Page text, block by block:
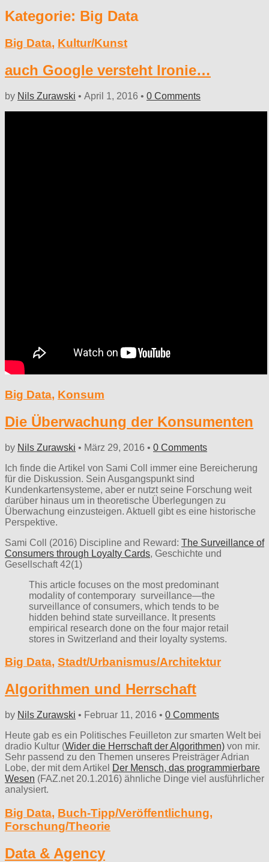
Kategorie: Big Data
Big Data, Kultur/Kunst
auch Google versteht Ironie…
by Nils Zurawski • April 1, 2016 • 0 Comments
Big Data, Konsum
Die Überwachung der Konsumenten
by Nils Zurawski • März 29, 2016 • 0 Comments
Ich finde die Artikel von Sami Coll immer eine Bereicherung
für die Diskussion. Sein Ausgangspunkt sind
Kundenkartensysteme, aber er nutzt seine Forschung weit
darüber hinaus um in theoretische Überlegungen zu
Überwachung einzusteigen. Aktuell gibt es eine historische
Perspektive.
Sami Coll (2016) Discipline and Reward: The Surveillance of
Consumers through Loyalty Cards, Geschichte und
Gesellschaft 42(1)
This article focuses on the most predominant
modality of contemporary surveillance—the
surveillance of consumers, which tends to be
hidden behind state surveillance. It presents
empirical research done on the four major retail
stores in Switzerland and their loyalty systems.
Big Data, Stadt/Urbanismus/Architektur
Algorithmen und Herrschaft
by Nils Zurawski • Februar 11, 2016 • 0 Comments
Heute gab es ein Politisches Feuilleton zur smarten Welt bei
dradio Kultur (Wider die Herrschaft der Algorithmen) von mir.
Sehr passend zu den Themen unseres Preisträger Adrian
Lobe, der mit dem Artikel
Der Mensch, das programmierbare
Wesen (FAZ.net 20.1.2016) ähnliche Dinge viel ausführlicher
analysiert.
Big Data, Buch-Tipp/Veröffentlichung,
Forschung/Theorie
Data & Agency